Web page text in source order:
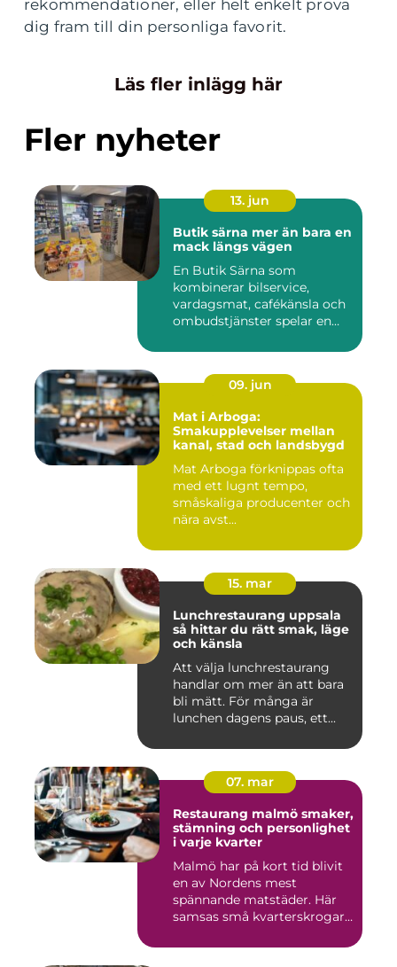
rekommendationer, eller helt enkelt prova
dig fram till din personliga favorit.
Läs fler inlägg här
Fler nyheter
13. jun
Butik särna mer än bara en
mack längs vägen
En Butik Särna som
kombinerar bilservice,
vardagsmat, cafékänsla och
ombudstjänster spelar en
09. jun
Mat i Arboga:
Smakupplevelser mellan
kanal, stad och landsbygd
Mat Arboga förknippas ofta
med ett lugnt tempo,
småskaliga producenter och
nära avst...
15. mar
Lunchrestaurang uppsala
så hittar du rätt smak, läge
och känsla
Att välja lunchrestaurang
handlar om mer än att bara
bli mätt. För många är
lunchen dagens paus, ett...
07. mar
Restaurang malmö smaker,
stämning och personlighet
i varje kvarter
Malmö har på kort tid blivit
en av Nordens mest
spännande matstäder. Här
samsas små kvarterskrogar